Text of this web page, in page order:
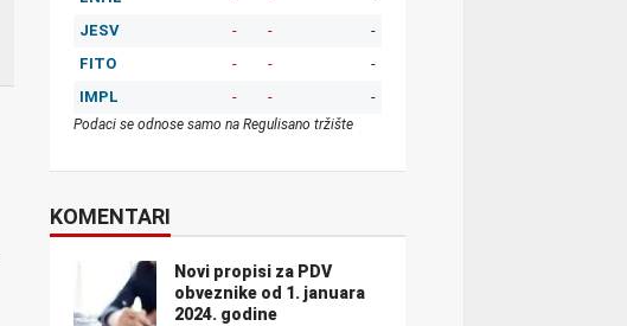
JESV
- -
-
FITO
- -
-
IMPL
- - -
Podaci se odnose samo na Regulisano tržište
KOMENTARI
Novi propisi za PDV
obveznike od 1. januara
2024. godine